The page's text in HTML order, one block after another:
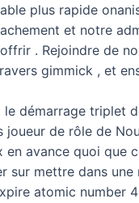
plus rapide
et notre
. Rejoindre de
gimmick , et
démarrage triplet
de rôle de
avance quoi
mettre dans
atomic